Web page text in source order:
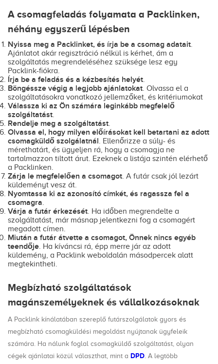
A csomagfeladás folyamata a Packlinken,
néhány egyszerű lépésben
Nyissa meg a Packlinket, és írja be a csomag adatait.
Ajánlatot akár regisztráció nélkül is kérhet, ám a
szolgáltatás megrendeléséhez szüksége lesz egy
Packlink-fiókra.
Írja be a feladás és a kézbesítés helyét.
Böngéssze végig a legjobb ajánlatokat. Olvassa el a
szolgáltatásokra vonatkozó jellemzőket, és kritériumokat
Válassza ki az Ön számára leginkább megfelelő
szolgáltatást.
Rendelje meg a szolgáltatást.
Olvassa el, hogy milyen előírásokat kell betartani az adott
csomagküldő szolgálatnál. Ellenőrizze a súly- és
mérethatárt, és ügyeljen rá, hogy a csomagja ne
tartalmazzon tiltott árut. Ezeknek a listája szintén elérhető
a Packlinken.
Zárja le megfelelően a csomagot. A futár csak jól lezárt
küldeményt vesz át.
Nyomtassa ki az azonosító címkét, és ragassza fel a
csomagra.
Várja a futár érkezését. Ha időben megrendelte a
szolgáltatást, már másnap jelentkezni fog a csomagért
megadott címen.
Miután a futár átvette a csomagot, Önnek nincs egyéb
teendője. Ha kíváncsi rá, épp merre jár az adott
küldemény, a Packlink weboldalán másodpercek alatt
megtekintheti.
Megbízható szolgáltatások
magánszemélyeknek és vállalkozásoknak
A Packlink kínálatában szereplő futárszolgálatok gyors és
megbízható csomagküldési megoldást nyújtanak ügyfeleik
számára. Ha nálunk foglal csomagküldő szolgáltatást, olyan
cégek ajánlatai közül választhat, mint a DPD. A legtöbb